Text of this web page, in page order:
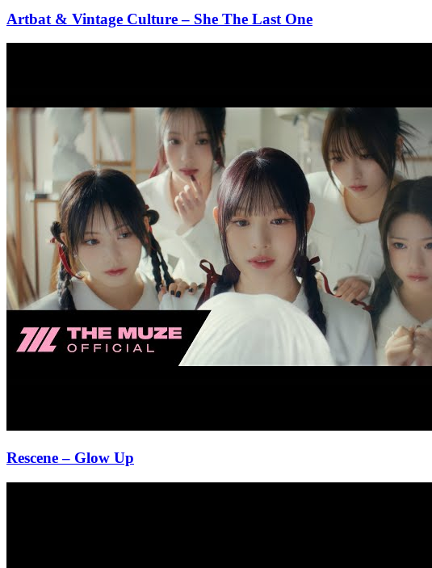
Artbat & Vintage Culture– She The Last One
Rescene– Glow Up